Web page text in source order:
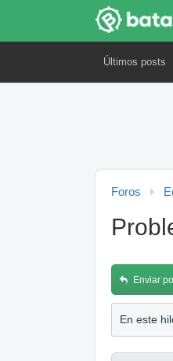
Últimos posts
Foros
Enviar